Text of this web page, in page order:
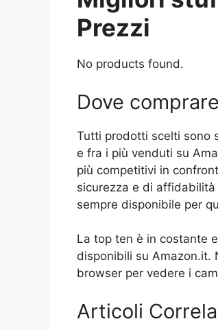
Prezzi
No products found.
Dove comprare
Tutti prodotti scelti sono
e fra i più venduti su
più competitivi in
sicurezza e di
sempre disponibile per
La top ten è in costante
disponibili su Amazon.it.
browser per vedere i
Articoli